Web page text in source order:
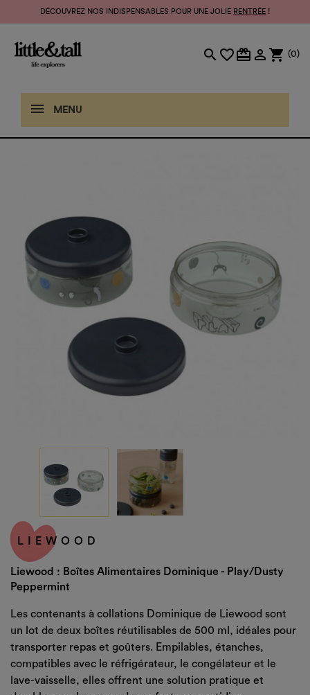
DÉCOUVREZ NOS INDISPENSABLES POUR UNE JOLIE RENTRÉE !
search favorite_bordercard_giftcard  shopping_cart (0)
MENU
LIEWOOD
Liewood : Boîtes Alimentaires Dominique - Play/dusty
Peppermint
Les contenants à collations Dominique de Liewood sont
un lot de deux boîtes réutilisables de 500 ml, idéales pour
transporter repas et goûters. Empilables, étanches,
compatibles avec le réfrigérateur, le congélateur et le
lave-vaisselle, elles offrent une solution pratique et